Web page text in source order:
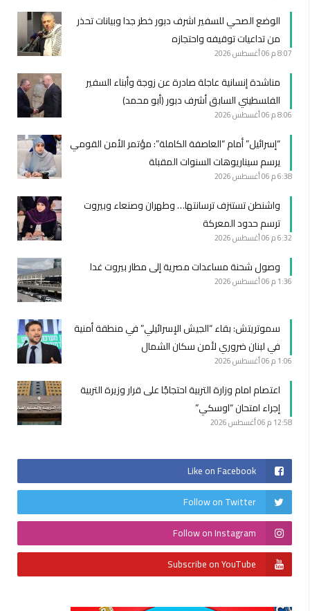
الوضع الصحي للسفير اشرف دبور خطر جدا وبيانات تحذر
من تداعيات توقيفه واحتجازه
8:07 م 06 أغسطس 2026
مناشدة إنسانية عاجلة صادرة عن زوجة وأبناء السفير
الفلسطيني السابق أشرف دبور (أبو محمد)
8:06 م 06 أغسطس 2026
“إسرائيل” أمام “العاصفة الكاملة”: مؤتمر الأمن القومي
يرسم سيناريوهات السنوات المقبلة
6:38 م 06 أغسطس 2026
واشنطن تستنزف ترسانتها… وطهران وصنعاء وبيروت
ترسم حدود المعركة
6:32 م 06 أغسطس 2026
وصول شحنة مساعدات مصرية إلى مطار بيروت غدا
1:36 م 06 أغسطس 2026
سموتريتش: بقاء “الجيش الإسرائيلي” في منطقة أمنية
في لبنان ضروري لأمن سكان الشمال
1:06 م 06 أغسطس 2026
اعتصام امام وزارة التربية احتجاجًا على قرار وزيرة التربية
إجراء امتحان “اوسكي”
12:58 م 06 أغسطس 2026
Like on Facebook
Follow on Twitter
Follow on Instagram
Subscribe on YouTube